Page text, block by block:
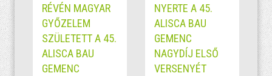
RÉVÉN MAGYAR
GYŐZELEM
SZÜLETETT A 45.
ALISCA BAU
GEMENC
NYERTE A 45.
ALISCA BAU
GEMENC
NAGYDÍJ ELSŐ
VERSENYÉT